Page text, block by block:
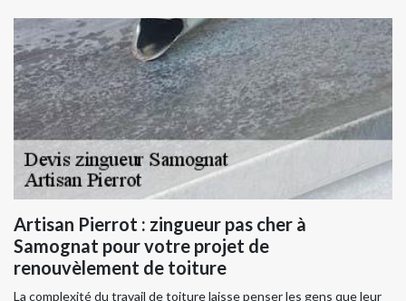
Artisan Pierrot : zingueur pas cher à
Samognat pour votre projet de
renouvèlement de toiture
La complexité du travail de toiture laisse penser les gens que leur